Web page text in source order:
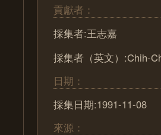
貢獻者：
採集者:王志嘉
採集者（英文）:Chih-
日期：
採集日期:1991-11-08
來源：